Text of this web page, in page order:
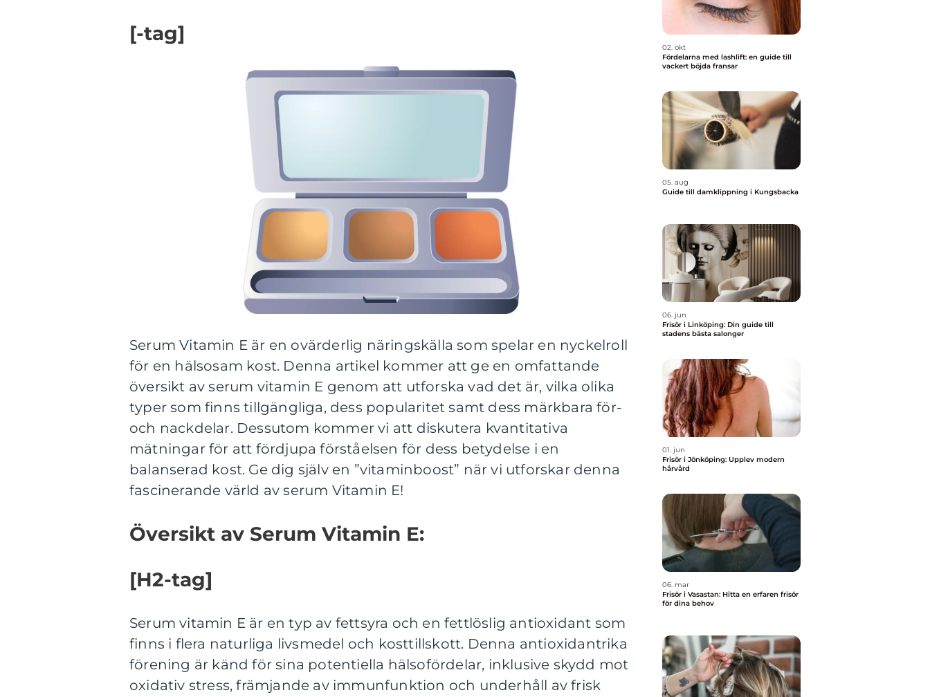
[-tag]
Serum Vitamin E är en ovärderlig näringskälla som spelar en nyckelroll
för en hälsosam kost. Denna artikel kommer att ge en omfattande
översikt av serum vitamin E genom att utforska vad det är, vilka olika
typer som finns tillgängliga, dess popularitet samt dess märkbara för-
och nackdelar. Dessutom kommer vi att diskutera kvantitativa
mätningar för att fördjupa förståelsen för dess betydelse i en
balanserad kost. Ge dig själv en ”vitaminboost” när vi utforskar denna
fascinerande värld av serum Vitamin E!
Översikt av Serum Vitamin E:
[H2-tag]
Serum vitamin E är en typ av fettsyra och en fettlöslig antioxidant som
finns i flera naturliga livsmedel och kosttillskott. Denna antioxidantrika
förening är känd för sina potentiella hälsofördelar, inklusive skydd mot
oxidativ stress, främjande av immunfunktion och underhåll av frisk
02. okt
Fördelarna med lashlift: en guide till
vackert böjda fransar
05. aug
Guide till damklippning i Kungsbacka
06. jun
Frisör i Linköping: Din guide till
stadens bästa salonger
01. jun
Frisör i Jönköping: Upplev modern
hårvård
06. mar
Frisör i Vasastan: Hitta en erfaren frisör
för dina behov